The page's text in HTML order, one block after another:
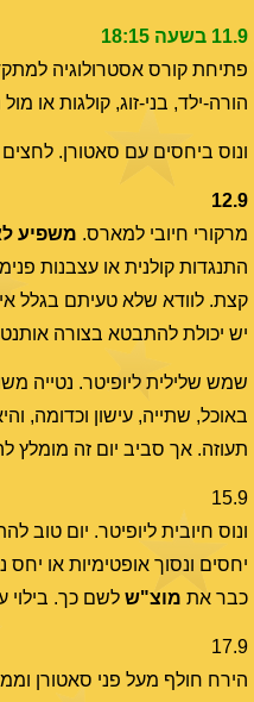
11.9 בשעה 18:15
פתיחת קורס אסטרולוגיה
הורה-ילד, בני-זוג, קולגות או
ונוס ביחסים עם סאטורן.
12.9
מרקורי חיובי למארס. משפיע
התנגדות קולנית או עצבנות
קצת. לוודא שלא טעיתם בגלל
יש יכולת להתבטא בצורה
שמש שלילית ליופיטר. נטייה
באוכל, שתייה, עישון וכדומה,
תעוזה. אך סביב יום זה מומלץ
15.9
ונוס חיובית ליופיטר. יום טוב
יחסים ונסוך אופטימיות או
כבר את מוצ"ש לשם כך. בילוי
17.9
הירח חולף מעל פני סאטורן